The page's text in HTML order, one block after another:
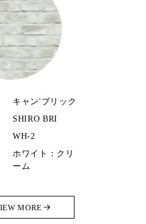
キャン'ブリック
SHIRO BRI
WH-2
ホワイト：クリ
ーム
MORE